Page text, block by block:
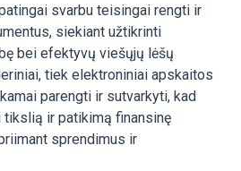
svarbu teisingai rengti ir
siekiant užtikrinti
bei efektyvų viešųjų lėšų
tiek elektroniniai apskaitos
parengti ir sutvarkyti, kad
ir patikimą finansinę
sprendimus ir